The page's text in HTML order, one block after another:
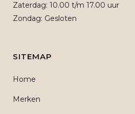
Zaterdag: 10.00 t/m 17.00 uur
Zondag: Gesloten
SITEMAP
Home
Merken